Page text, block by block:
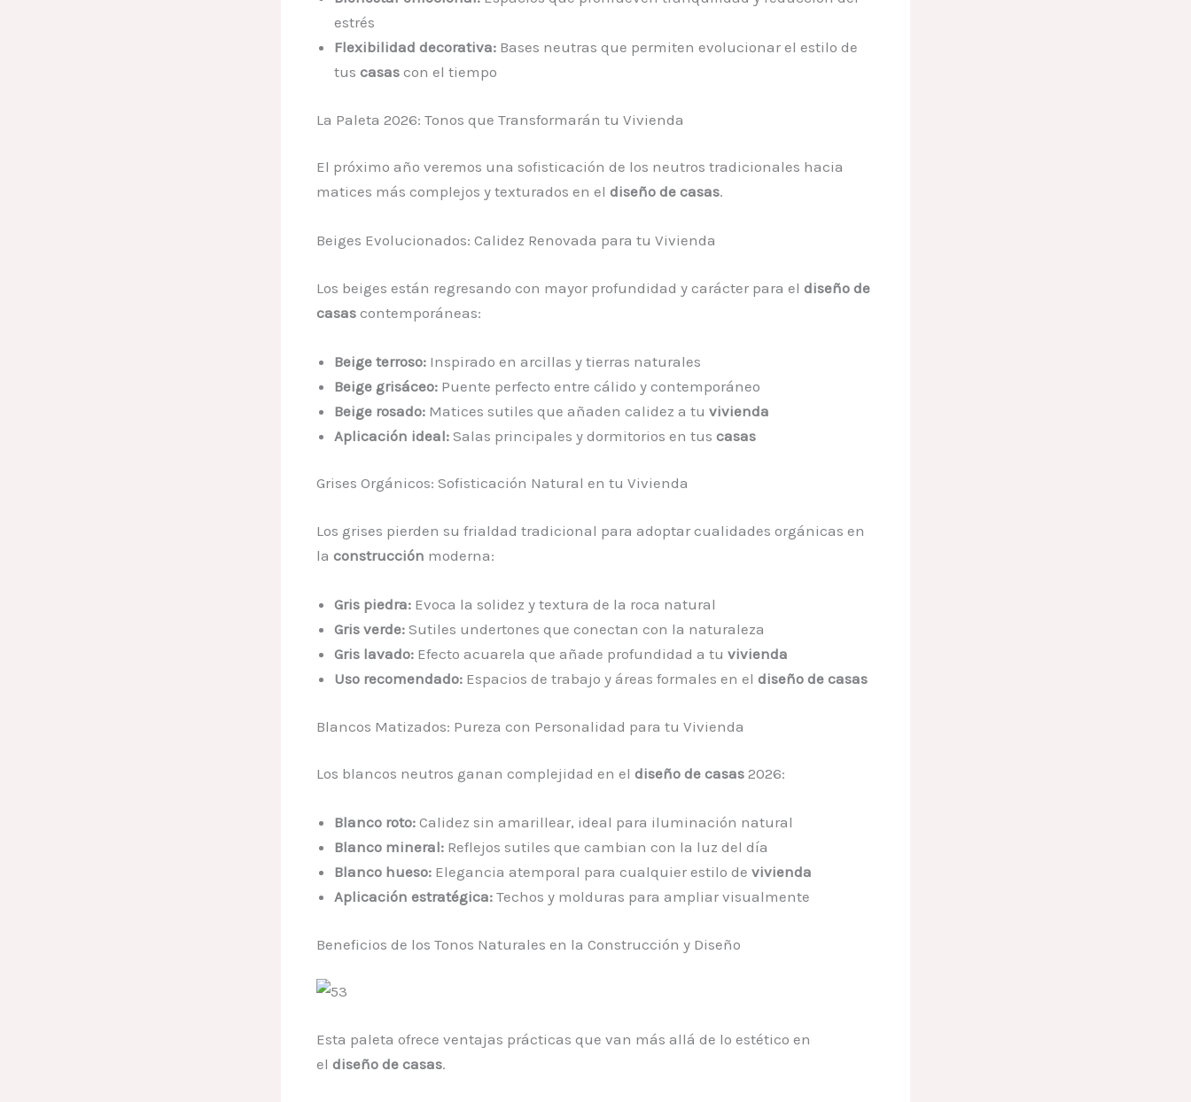
estrés
Flexibilidad decorativa: Bases neutras que permiten evolucionar el estilo de
tus casas con el tiempo
La Paleta 2026: Tonos que Transformarán tu Vivienda
El próximo año veremos una sofisticación de los neutros tradicionales hacia
matices más complejos y texturados en el diseño de casas.
Beiges Evolucionados: Calidez Renovada para tu Vivienda
Los beiges están regresando con mayor profundidad y carácter para el diseño de
casas contemporáneas:
Beige terroso: Inspirado en arcillas y tierras naturales
Beige grisáceo: Puente perfecto entre cálido y contemporáneo
Beige rosado: Matices sutiles que añaden calidez a tu vivienda
Aplicación ideal: Salas principales y dormitorios en tus casas
Grises Orgánicos: Sofisticación Natural en tu Vivienda
Los grises pierden su frialdad tradicional para adoptar cualidades orgánicas en
la construcción moderna:
Gris piedra: Evoca la solidez y textura de la roca natural
Gris verde: Sutiles undertones que conectan con la naturaleza
Gris lavado: Efecto acuarela que añade profundidad a tu vivienda
Uso recomendado: Espacios de trabajo y áreas formales en el diseño de casas
Blancos Matizados: Pureza con Personalidad para tu Vivienda
Los blancos neutros ganan complejidad en el diseño de casas 2026:
Blanco roto: Calidez sin amarillear, ideal para iluminación natural
Blanco mineral: Reflejos sutiles que cambian con la luz del día
Blanco hueso: Elegancia atemporal para cualquier estilo de vivienda
Aplicación estratégica: Techos y molduras para ampliar visualmente
Beneficios de los Tonos Naturales en la Construcción y Diseño
Esta paleta ofrece ventajas prácticas que van más allá de lo estético en
el diseño de casas.